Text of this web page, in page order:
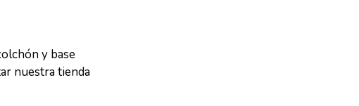
y base
nuestra tienda